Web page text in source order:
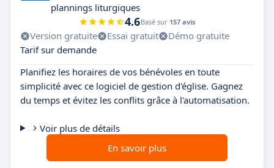
plannings liturgiques
4.6Basé sur 157 avis
Version gratuite Essai gratuit
Démo gratuite
Tarif sur demande
Planifiez les horaires de vos bénévoles en toute
simplicité avec ce logiciel de gestion d'église. Gagnez
du temps et évitez les conflits grâce à l'automatisation.
Voir plus de détails
En savoir plus